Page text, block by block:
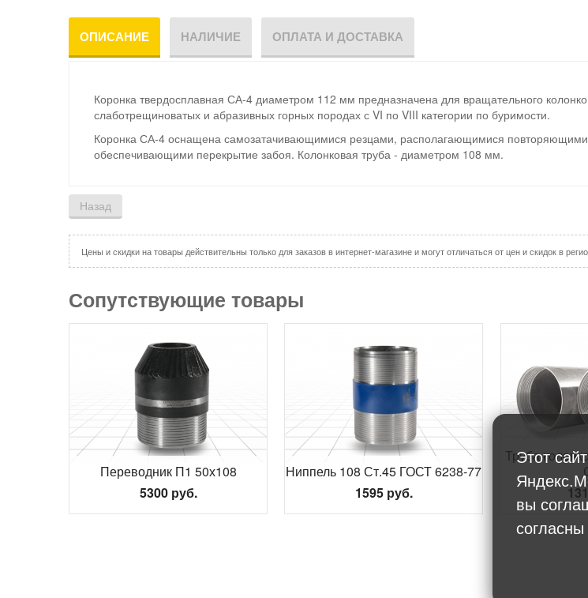
ОПИСАНИЕ НАЛИЧИЕ ОПЛАТА И ДОСТАВКА
Коронка твердосплавная СА-4 диаметром 112 мм предназначена для вращательного
слаботрещиноватых и абразивных горных породах с VI по VIII категории по буримости.
Коронка СА-4 оснащена самозатачивающимися резцами, располагающимися
обеспечивающими перекрытие забоя. Колонковая труба - диаметром 108 мм.
Цены и скидки на товары действительны только для заказов в интернет-магазине и могут отличаться от цен и скидок в
Сопутствующие товары
Переводник П1 50х108
5300 руб.
Ниппель 108 Ст.45 ГОСТ 6238-77
1595 руб.
Труба
Этот
вы